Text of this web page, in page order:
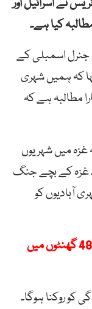
کیا ہے۔
جنرل اسمبلی کے
کہ ہمیں شہری
مطالبہ ہے کہ
غزہ میں شہریوں
غزہ کے بچے جنگ
آبادیوں کو
غزہ: حماس کو آئندہ 24 سے 48 گھنٹوں میں
کو روکنا ہوگا۔